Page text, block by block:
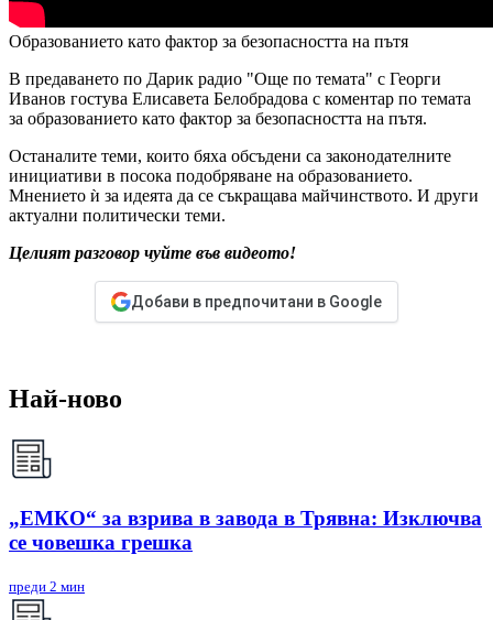
Образованието като фактор за безопасността на пътя
В предаването по Дарик радио "Още по темата" с Георги
Иванов гостува Елисавета Белобрадова с коментар по темата
за образованието като фактор за безопасността на пътя.
Останалите теми, които бяха обсъдени са законодателните
инициативи в посока подобряване на образованието.
Мнението ѝ за идеята да се съкращава майчинството. И други
актуални политически теми.
Целият разговор чуйте във видеото!
Добави в предпочитани в Google
Най-ново
„ЕМКО“ за взрива в завода в Трявна: Изключва
се човешка грешка
преди 2 мин